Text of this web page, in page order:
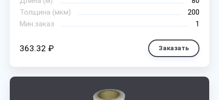
Толщина (мкм)
200
Мин.заказ
1
363.32 ₽ Заказать